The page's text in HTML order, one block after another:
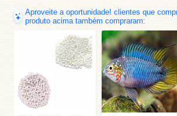
Aproveite a oportunidade! clientes que
produto acima também compraram: